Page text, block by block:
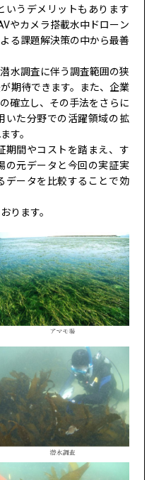
いうデメリットもあります
やカメラ搭載水中ドローン
る課題解決策の中から最善
水調査に伴う調査範囲の狭
期待できます。また、企業
確立し、その手法をさらに
いた分野での活躍領域の拡
す。
期間やコストを踏まえ、す
の元データと今回の実証実
ータを比較することで効
ります。